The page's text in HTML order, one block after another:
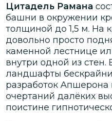
Цитадель Рамана
башни в окружении
толщиной до 1,5 м. На
довольно просто
каменной лестнице
внутри одной из
ландшафты
разработок
очертаний далёких
поистине